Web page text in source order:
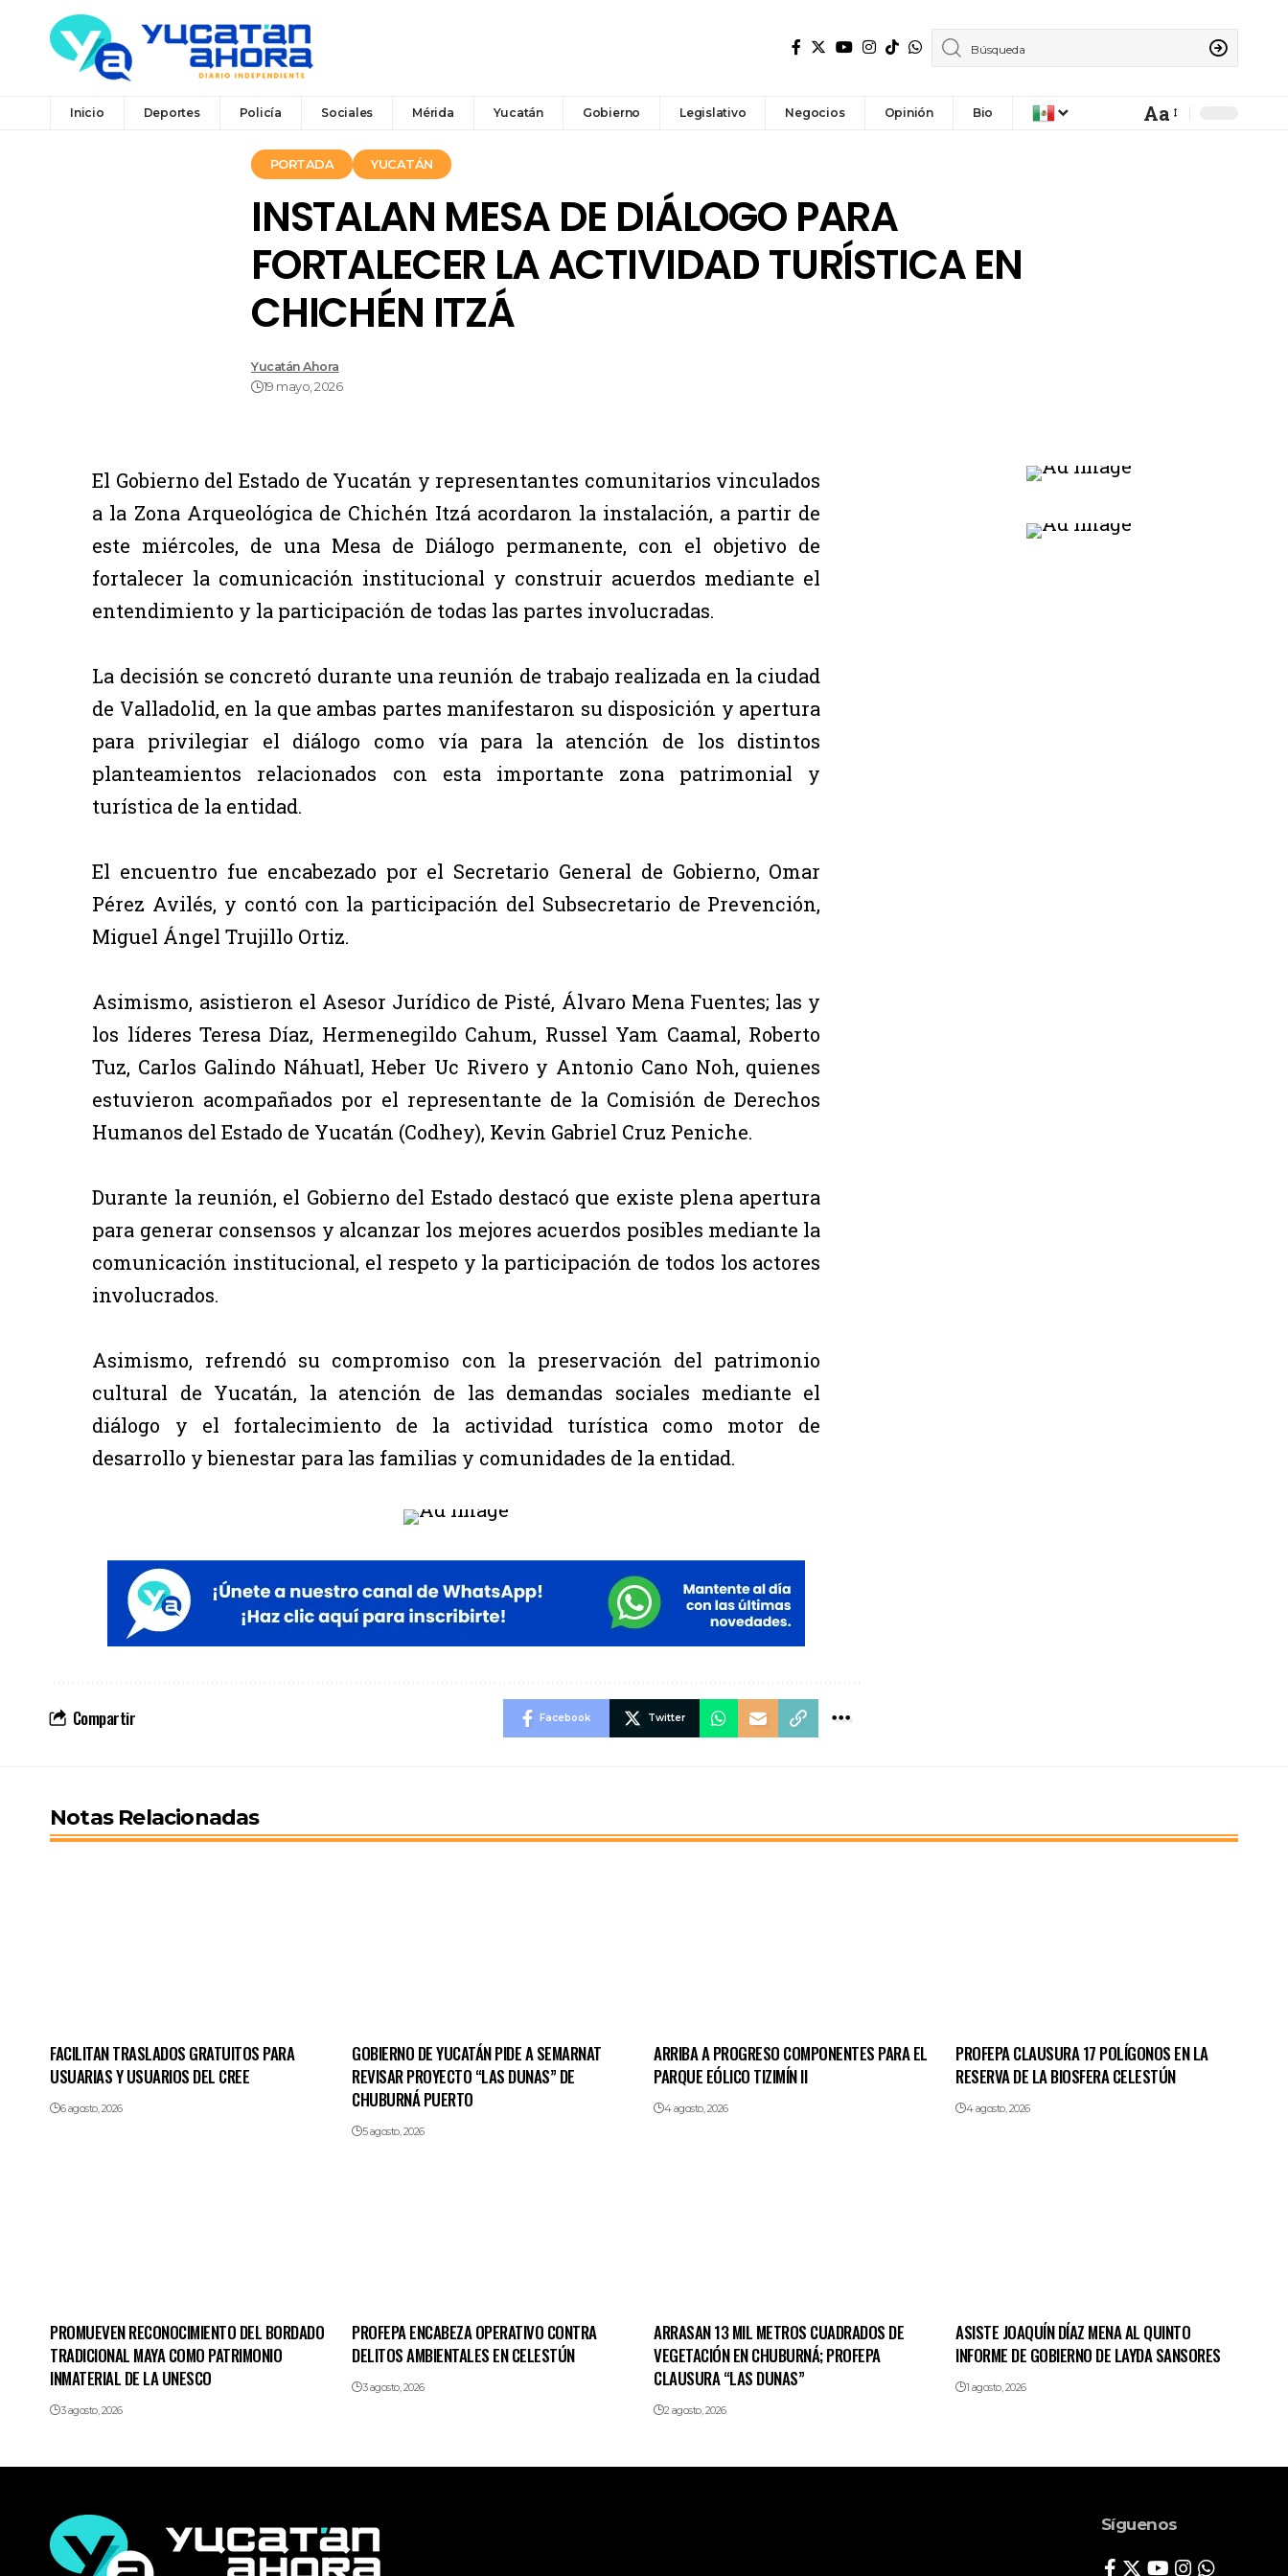
Inicio Deportes Policía Sociales Mérida Yucatán Gobierno Legislativo Negocios Opinión Bio Aa
PORTADA YUCATÁN
INSTALAN MESA DE DIÁLOGO PARA
FORTALECER LA ACTIVIDAD TURÍSTICA EN
CHICHÉN ITZÁ
Yucatán Ahora
19 mayo, 2026
El Gobierno del Estado de Yucatán y representantes comunitarios vinculados
a la Zona Arqueológica de Chichén Itzá acordaron la instalación, a partir de
este miércoles, de una Mesa de Diálogo permanente, con el objetivo de
fortalecer la comunicación institucional y construir acuerdos mediante el
entendimiento y la participación de todas las partes involucradas.
La decisión se concretó durante una reunión de trabajo realizada en la ciudad
de Valladolid, en la que ambas partes manifestaron su disposición y apertura
para privilegiar el diálogo como vía para la atención de los distintos
planteamientos relacionados con esta importante zona patrimonial y
turística de la entidad.
El encuentro fue encabezado por el Secretario General de Gobierno, Omar
Pérez Avilés, y contó con la participación del Subsecretario de Prevención,
Miguel Ángel Trujillo Ortiz.
Asimismo, asistieron el Asesor Jurídico de Pisté, Álvaro Mena Fuentes; las y
los líderes Teresa Díaz, Hermenegildo Cahum, Russel Yam Caamal, Roberto
Tuz, Carlos Galindo Náhuatl, Heber Uc Rivero y Antonio Cano Noh, quienes
estuvieron acompañados por el representante de la Comisión de Derechos
Humanos del Estado de Yucatán (Codhey), Kevin Gabriel Cruz Peniche.
Durante la reunión, el Gobierno del Estado destacó que existe plena apertura
para generar consensos y alcanzar los mejores acuerdos posibles mediante la
comunicación institucional, el respeto y la participación de todos los actores
involucrados.
Asimismo, refrendó su compromiso con la preservación del patrimonio
cultural de Yucatán, la atención de las demandas sociales mediante el
diálogo y el fortalecimiento de la actividad turística como motor de
desarrollo y bienestar para las familias y comunidades de la entidad.
Compartir Facebook Twitter
Notas Relacionadas
FACILITAN TRASLADOS GRATUITOS PARA
USUARIAS Y USUARIOS DEL CREE
6 agosto, 2026
GOBIERNO DE YUCATÁN PIDE A SEMARNAT
REVISAR PROYECTO “LAS DUNAS” DE
CHUBURNÁ PUERTO
5 agosto, 2026
ARRIBA A PROGRESO COMPONENTES PARA EL
PARQUE EÓLICO TIZIMÍN II
4 agosto, 2026
PROFEPA CLAUSURA 17 POLÍGONOS EN LA
RESERVA DE LA BIOSFERA CELESTÚN
4 agosto, 2026
PROMUEVEN RECONOCIMIENTO DEL BORDADO
TRADICIONAL MAYA COMO PATRIMONIO
INMATERIAL DE LA UNESCO
3 agosto, 2026
PROFEPA ENCABEZA OPERATIVO CONTRA
DELITOS AMBIENTALES EN CELESTÚN
3 agosto, 2026
ARRASAN 13 MIL METROS CUADRADOS DE
VEGETACIÓN EN CHUBURNÁ; PROFEPA
CLAUSURA “LAS DUNAS”
2 agosto, 2026
ASISTE JOAQUÍN DÍAZ MENA AL QUINTO
INFORME DE GOBIERNO DE LAYDA SANSORES
1 agosto, 2026
Síguenos